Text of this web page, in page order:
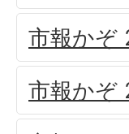
市報かぞ
市報かぞ